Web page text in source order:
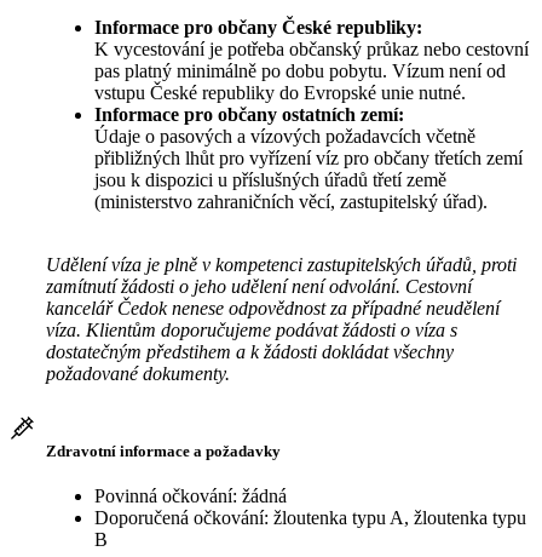
Informace pro občany České republiky:
K vycestování je potřeba občanský průkaz nebo cestovní
pas platný minimálně po dobu pobytu. Vízum není od
vstupu České republiky do Evropské unie nutné.
Informace pro občany ostatních zemí:
Údaje o pasových a vízových požadavcích včetně
přibližných lhůt pro vyřízení víz pro občany třetích zemí
jsou k dispozici u příslušných úřadů třetí země
(ministerstvo zahraničních věcí, zastupitelský úřad).
Udělení víza je plně v kompetenci zastupitelských úřadů, proti
zamítnutí žádosti o jeho udělení není odvolání. Cestovní
kancelář Čedok nenese odpovědnost za případné neudělení
víza. Klientům doporučujeme podávat žádosti o víza s
dostatečným předstihem a k žádosti dokládat všechny
požadované dokumenty.
Zdravotní informace a požadavky
Povinná očkování: žádná
Doporučená očkování: žloutenka typu A, žloutenka typu
B